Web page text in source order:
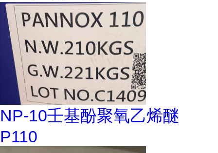
NP-10壬基酚聚氧乙烯醚
P110